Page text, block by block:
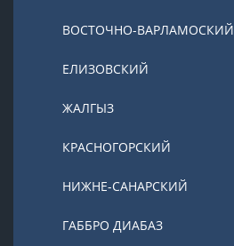
ВОСТОЧНО-ВАРЛАМОСКИЙ
ЕЛИЗОВСКИЙ
ЖАЛГЫЗ
КРАСНОГОРСКИЙ
НИЖНЕ-САНАРСКИЙ
ГАББРО ДИАБАЗ